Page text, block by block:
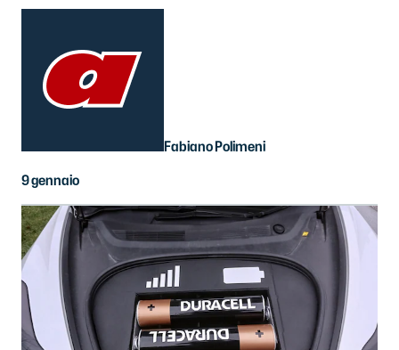
Fabiano Polimeni
9 gennaio